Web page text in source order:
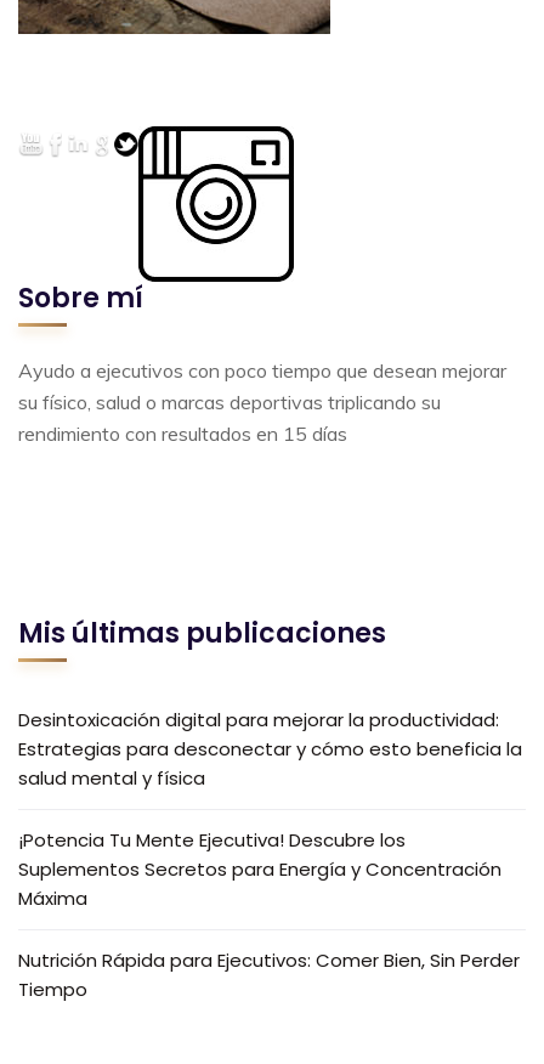
Sobre mí
Ayudo a ejecutivos con poco tiempo que desean mejorar
su físico, salud o marcas deportivas triplicando su
rendimiento con resultados en 15 días
Mis últimas publicaciones
Desintoxicación digital para mejorar la productividad:
Estrategias para desconectar y cómo esto beneficia la
salud mental y física
¡Potencia Tu Mente Ejecutiva! Descubre los
Suplementos Secretos para Energía y Concentración
Máxima
Nutrición Rápida para Ejecutivos: Comer Bien, Sin Perder
Tiempo